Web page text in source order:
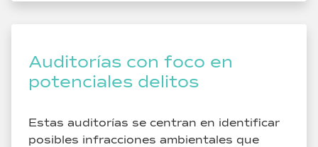
Auditorías con foco en
potenciales delitos
Estas auditorías se centran en identificar
posibles infracciones ambientales que